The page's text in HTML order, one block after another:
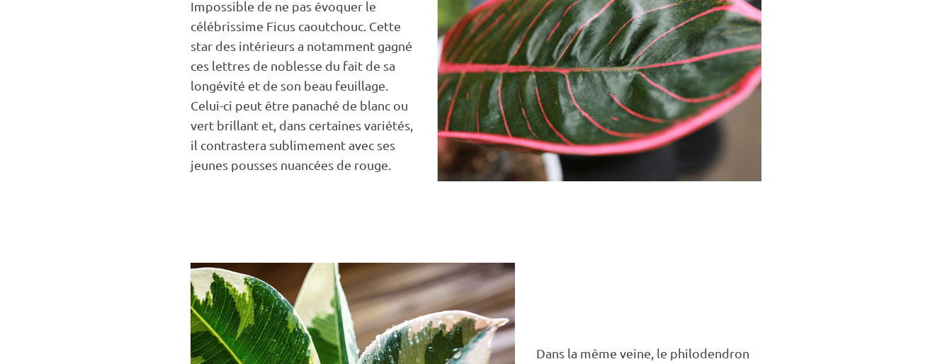
Impossible de ne pas évoquer le
célébrissime Ficus caoutchouc. Cette
star des intérieurs a notamment gagné
ces lettres de noblesse du fait de sa
longévité et de son beau feuillage.
Celui-ci peut être panaché de blanc ou
vert brillant et, dans certaines variétés,
il contrastera sublimement avec ses
jeunes pousses nuancées de rouge.
Dans la même veine, le philodendron